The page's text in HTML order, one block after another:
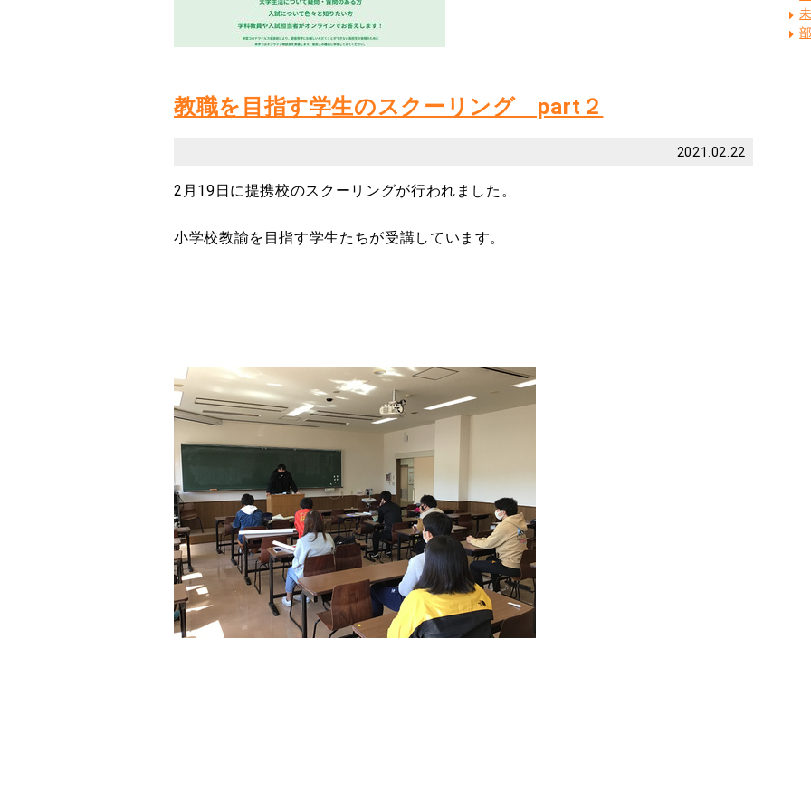
教職を目指す学生のスクーリング part２
2021.02.22
2月19日に提携校のスクーリングが行われました。
小学校教諭を目指す学生たちが受講しています。